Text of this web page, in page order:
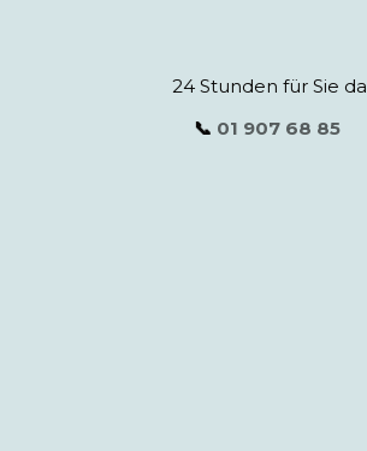
24 Stunden für Sie da
📞 01 907 68 85